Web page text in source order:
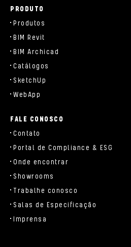
PRODUTO
Produtos
BIM Revit
BIM Archicad
Catálogos
SketchUp
WebApp
FALE CONOSCO
Contato
Portal de Compliance & ESG
Onde encontrar
Showrooms
Trabalhe conosco
Salas de Especificação
Imprensa